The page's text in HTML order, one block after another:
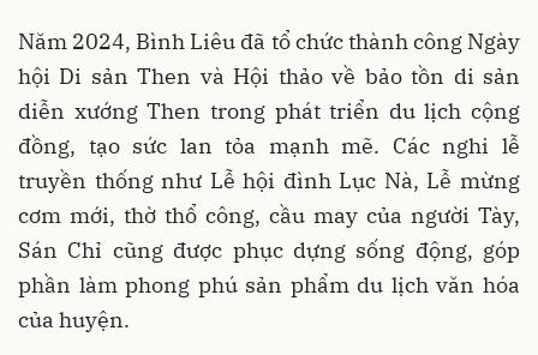
Năm 2024, Bình Liêu đã tổ chức thành công Ngày
hội Di sản Then và Hội thảo về bảo tồn di sản
diễn xướng Then trong phát triển du lịch cộng
đồng, tạo sức lan tỏa mạnh mẽ. Các nghi lễ
truyền thống như Lễ hội đình Lục Nà, Lễ mừng
cơm mới, thờ thổ công, cầu may của người Tày,
Sán Chỉ cũng được phục dựng sống động, góp
phần làm phong phú sản phẩm du lịch văn hóa
của huyện.